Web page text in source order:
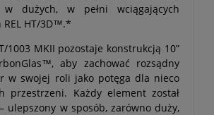
dużych, w pełni wciągających
REL HT/3D™.*
1003 MKII pozostaje konstrukcją 10”
aby zachować rozsądny
w swojej roli jako potęga dla nieco
przestrzeni. Każdy element został
ulepszony w sposób, zarówno duży,